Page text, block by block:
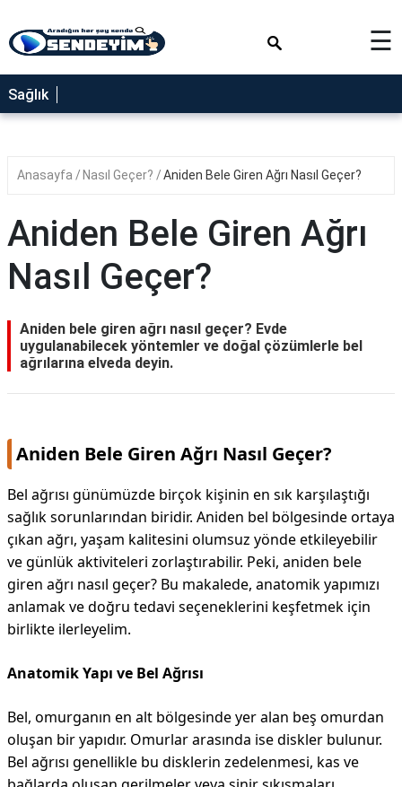
SAĞLIK
NEDİR
YEMEK
RÜYA
GEZİLECEK
BLOG
☰
Sağlık
Anasayfa Nasıl Geçer? Aniden Bele Giren Ağrı Nasıl Geçer?
Aniden Bele Giren Ağrı
Nasıl Geçer?
Aniden bele giren ağrı nasıl geçer? Evde
uygulanabilecek yöntemler ve doğal çözümlerle bel
ağrılarına elveda deyin.
Aniden Bele Giren Ağrı Nasıl Geçer?
Bel ağrısı günümüzde birçok kişinin en sık karşılaştığı
sağlık sorunlarından biridir. Aniden bel bölgesinde ortaya
çıkan ağrı, yaşam kalitesini olumsuz yönde etkileyebilir
ve günlük aktiviteleri zorlaştırabilir. Peki, aniden bele
giren ağrı nasıl geçer? Bu makalede, anatomik yapımızı
anlamak ve doğru tedavi seçeneklerini keşfetmek için
birlikte ilerleyelim.
Anatomik Yapı ve Bel Ağrısı
Bel, omurganın en alt bölgesinde yer alan beş omurdan
oluşan bir yapıdır. Omurlar arasında ise diskler bulunur.
Bel ağrısı genellikle bu disklerin zedelenmesi, kas ve